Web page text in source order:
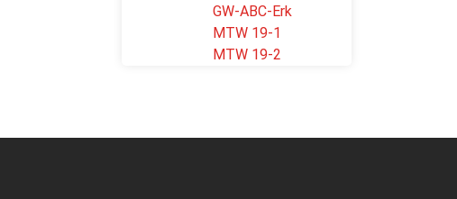
GW-ABC-Erk
MTW 19-1
MTW 19-2